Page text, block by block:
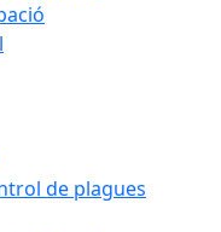
de plagues